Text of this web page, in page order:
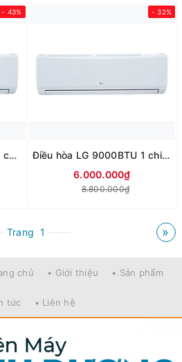
- 43%
Điều hòa LG 12000BTU 1 chiều K12CH
- 32%
Điều hòa LG 9000BTU 1 chiều K09CH
6.000.000₫
8.800.000₫
Trang 1 »
chủ • Giới thiệu • Sản phẩm
tức • Liên hệ